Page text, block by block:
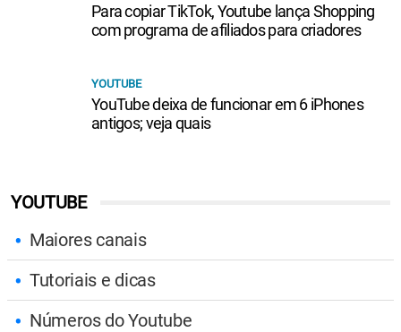
YOUTUBE
Maiores canais
Tutoriais e dicas
Números do Youtube
Para copiar TikTok, Youtube lança Shopping
com programa de afiliados para criadores
YOUTUBE
YouTube deixa de funcionar em 6 iPhones
antigos; veja quais